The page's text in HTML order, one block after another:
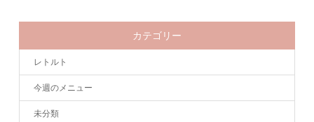
カテゴリー
レトルト
今週のメニュー
未分類